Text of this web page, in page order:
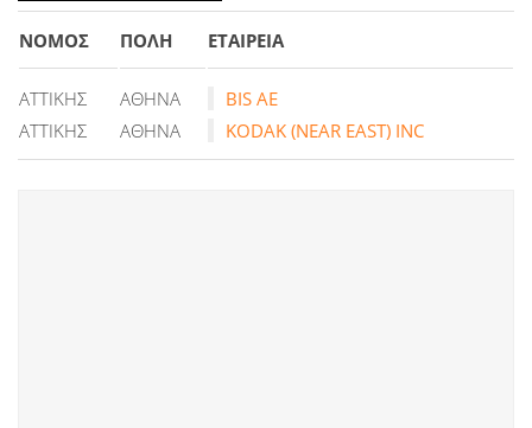
ΝΟΜΟΣ ΠΟΛΗ ΕΤΑΙΡΕΙΑ
ΑΤΤΙΚΗΣ ΑΘΗΝΑ
BIS ΑΕ
ΑΤΤΙΚΗΣ
ΑΘΗΝΑ KODAK (NEAR EAST) INC